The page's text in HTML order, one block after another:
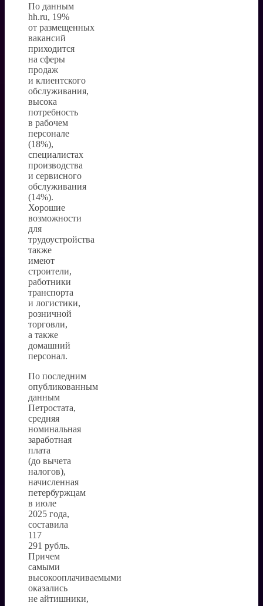
По данным
hh.ru, 19%
от размещенных
вакансий
приходится
на сферы
продаж
и клиентского
обслуживания,
высока
потребность
в рабочем
персонале
(18%),
специалистах
производства
и сервисного
обслуживания
(14%).
Хорошие
возможности
для
трудоустройства
также
имеют
строители,
работники
транспорта
и логистики,
розничной
торговли,
а также
домашний
персонал.
По последним
опубликованным
данным
Петростата,
средняя
номинальная
заработная
плата
(до вычета
налогов),
начисленная
петербуржцам
в июле
2025 года,
составила
117
291 рубль.
Причем
самыми
высокооплачиваемыми
оказались
не айтишники,